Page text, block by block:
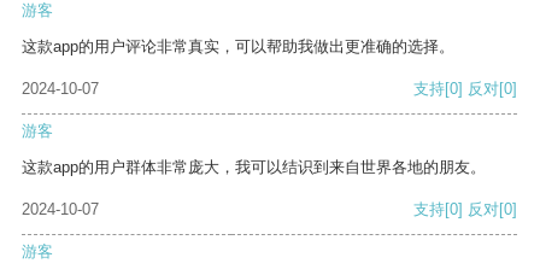
游客
这款app的用户评论非常真实，可以帮助我做出更准确的选择。
2024-10-07 支持[0] 反对[0]
游客
这款app的用户群体非常庞大，我可以结识到来自世界各地的朋友。
2024-10-07 支持[0] 反对[0]
游客